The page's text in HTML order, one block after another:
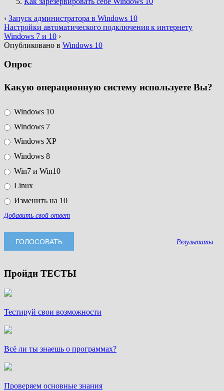
‹ Запуск администратора в Windows 10
Настройки автоматического подключения к интернету
Windows 7 и 10 ›
Опубликовано в Windows 10
Опрос
Какую операционную систему используете Вы?
Windows 10
Windows 7
Windows XP
Windows 8
Win7 и Win10
Linux
Изменить на 10
Добавить свой ответ
Результаты
Пройди ТЕСТЫ
Тестируй свои возможности
Всё ли ты знаешь о программах?
Проверяем основные знания